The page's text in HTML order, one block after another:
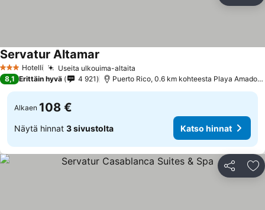
3 Tähtiluokitus
Hotelli Useita ulkouima-altaita
Servatur Altamar
8,1 Erittäin hyvä 4 921 Puerto Rico, 0.6 km kohteesta Playa Amadores
Alkaen 108 €
Näytä hinnat 3 sivustolta Katso hinnat
Jaa